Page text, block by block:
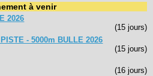
à venir
2026
(15 jours)
- 5000m BULLE 2026
(15 jours)
(16 jours)